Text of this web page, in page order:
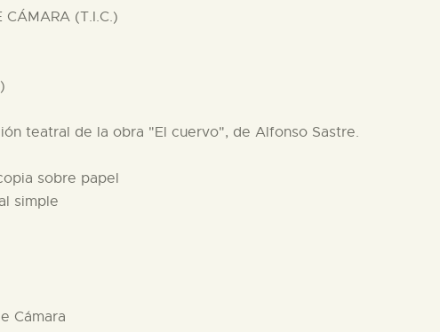
CÁMARA (T.I.C.)
teatral de la obra "El cuervo", de Alfonso Sastre.
sobre papel
simple
Cámara